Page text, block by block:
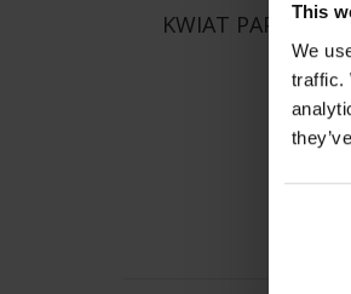
This
We
traffic.
KWIAT PAPROCI